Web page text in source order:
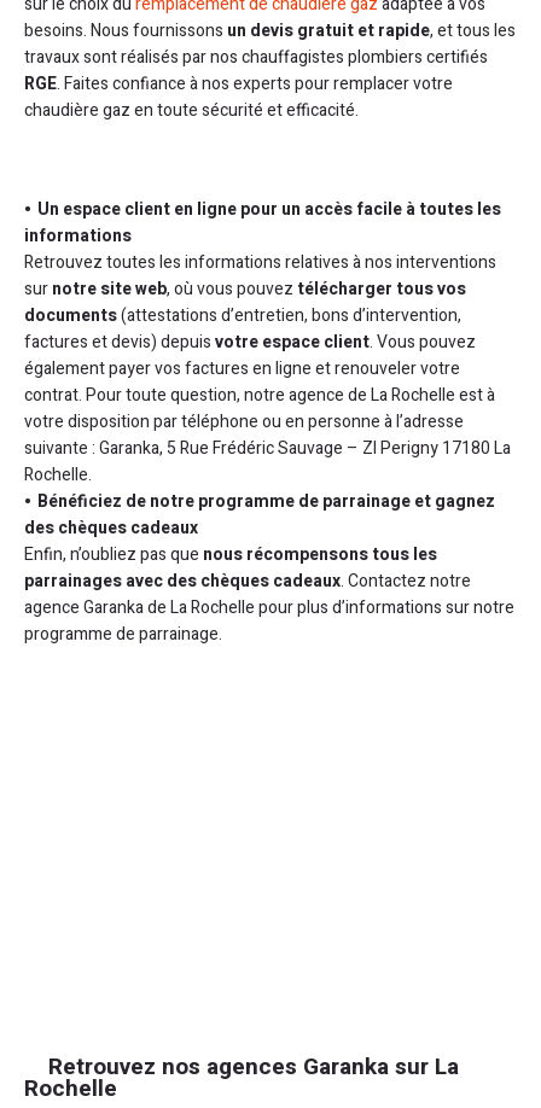
besoins. Nous fournissons un devis gratuit et rapide, et tous les
travaux sont réalisés par nos chauffagistes plombiers certifiés
RGE. Faites confiance à nos experts pour remplacer votre
chaudière gaz en toute sécurité et efficacité.
Un espace client en lignepour un accès facile à toutes les
informations
Retrouvez toutes les informations relatives à nos interventions
surnotre site web, où vous pouvez télécharger tous vos
documents(attestations d’entretien, bons d’intervention,
factures et devis) depuisvotre espace client. Vous pouvez
également payer vos factures en ligne et renouveler votre
contrat. Pour toute question, notre agence de La Rochelle est à
votre disposition par téléphone ou en personne à l’adresse
suivante : Garanka, 5 Rue Frédéric Sauvage – ZI Perigny 17180 La
Rochelle.
Bénéficiez de notre programme de parrainage et gagnez
des chèques cadeaux
Enfin, n’oubliez pas que nous récompensons tous les
parrainages avec des chèques cadeaux. Contactez notre
agence Garanka de La Rochelle pour plus d’informations sur notre
programme de parrainage.
Retrouvez nos agences Garanka sur La
Rochelle